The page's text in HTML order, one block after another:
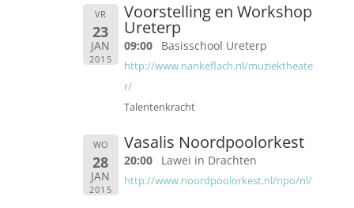
VR
23
JAN
2015
Voorstelling en Workshop
Ureterp
09:00 Basisschool Ureterp
http://www.nankeflach.nl/muziektheate
r/
Talentenkracht
WO
28
JAN
2015
Vasalis Noordpoolorkest
20:00 Lawei in Drachten
http://www.noordpoolorkest.nl/npo/nl/